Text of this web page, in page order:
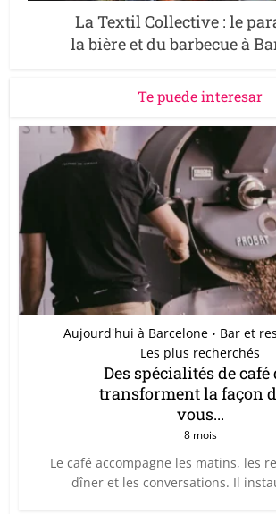
La Textil Collective : le
la bière et du barbecue à
Te puede interesar
Aujourd'hui à Barcelone • Bar et
Les plus recherchés
Des spécialités de café
transforment la façon
vous...
8 mois
Le café accompagne les matins, les
dîner et les conversations. Il